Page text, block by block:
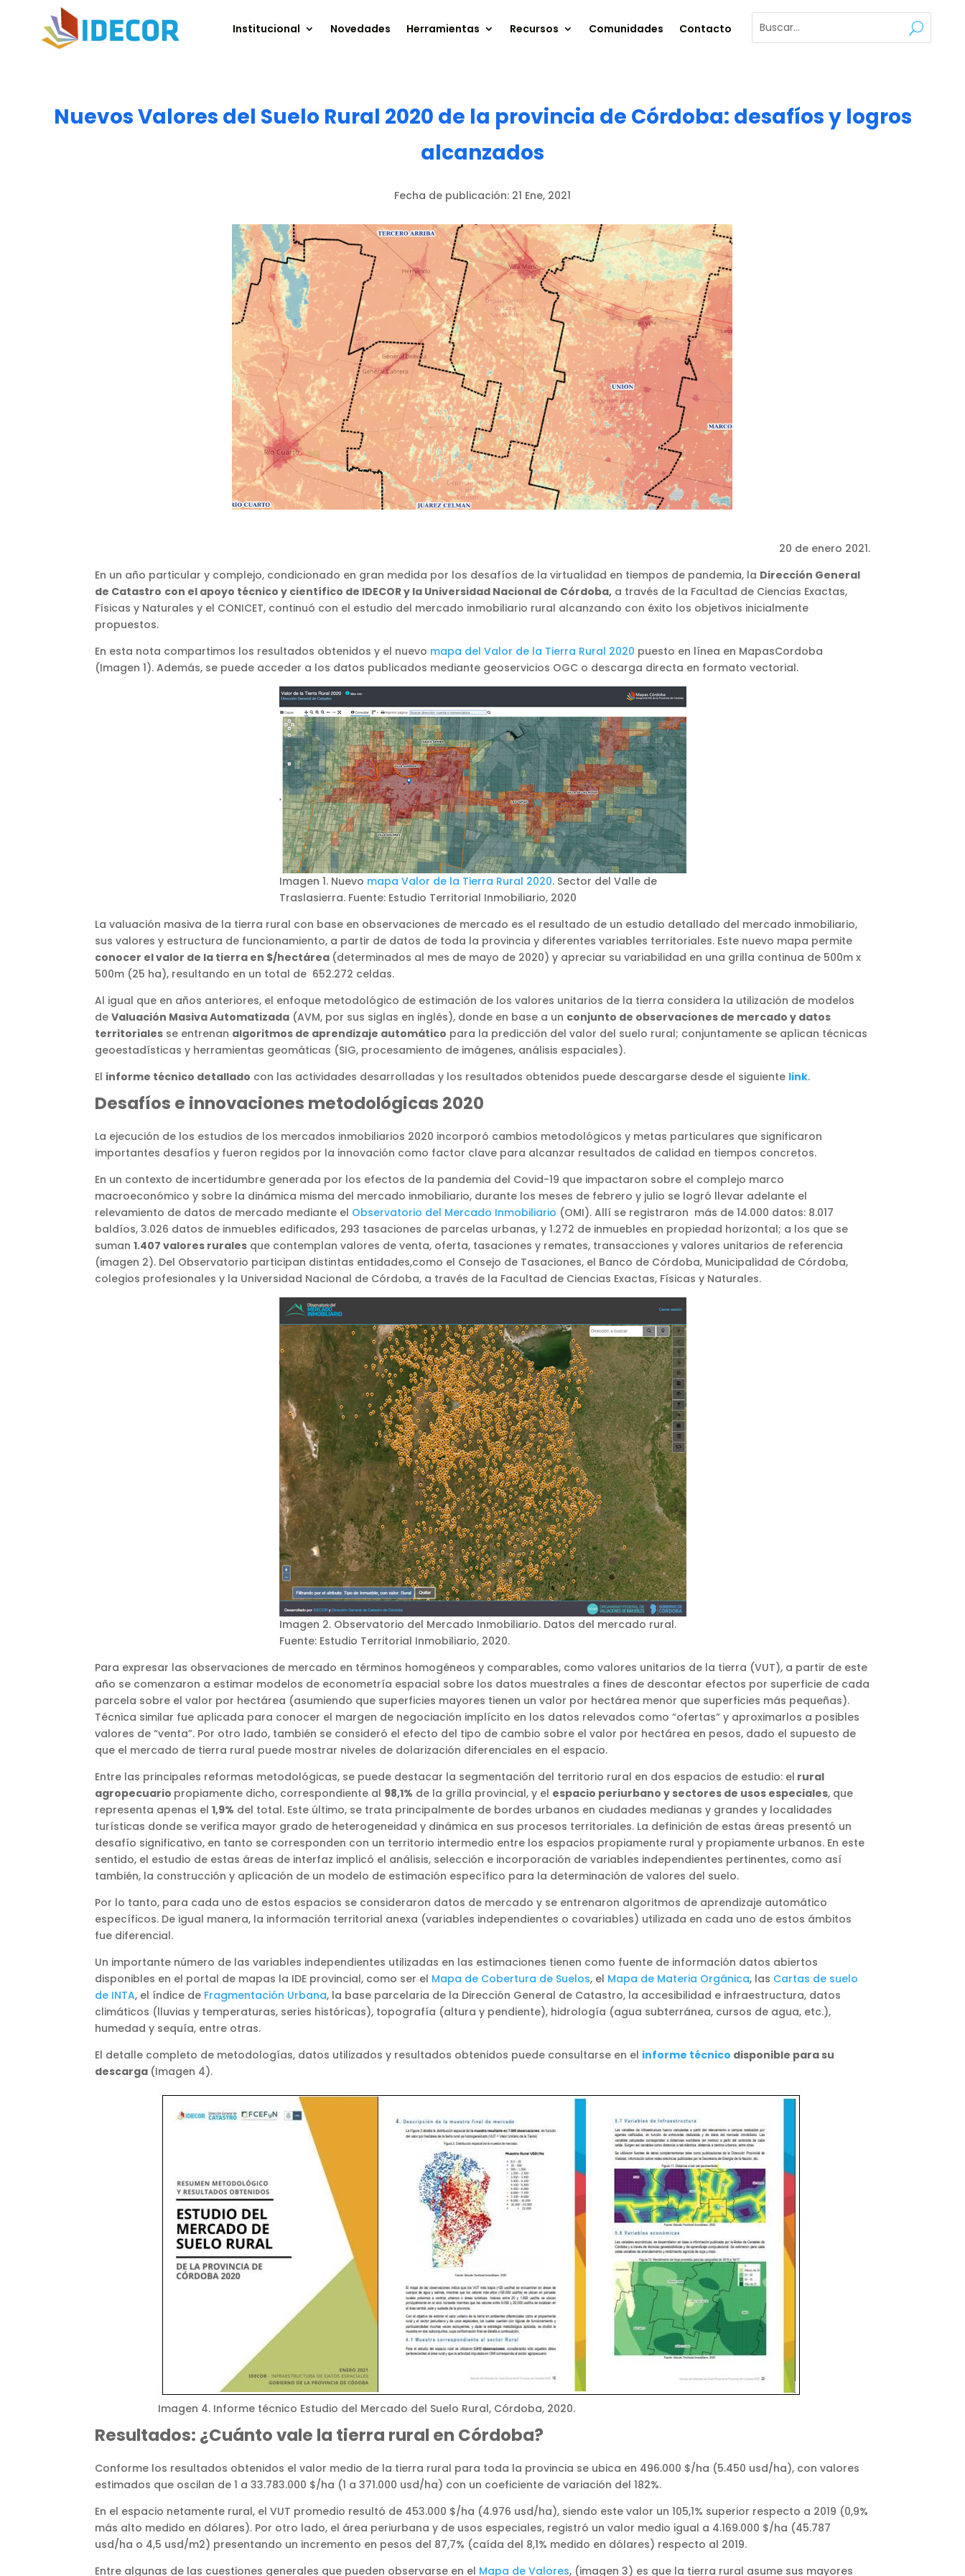
Institucional Novedades Herramientas Recursos Comunidades Contacto
Nuevos Valores del Suelo Rural 2020 de la provincia de Córdoba: desafíos y logros
alcanzados
Fecha de publicación: 21 Ene, 2021
20 de enero 2021.
En un año particular y complejo, condicionado en gran medida por los desafíos de la virtualidad en tiempos de pandemia, la Dirección General
de Catastro con el apoyo técnico y científico de IDECOR y la Universidad Nacional de Córdoba, a través de la Facultad de Ciencias Exactas,
Físicas y Naturales y el CONICET, continuó con el estudio del mercado inmobiliario rural alcanzando con éxito los objetivos inicialmente
propuestos.
En esta nota compartimos los resultados obtenidos y el nuevo mapa del Valor de la Tierra Rural 2020 puesto en línea en MapasCordoba
(Imagen 1). Además, se puede acceder a los datos publicados mediante geoservicios OGC o descarga directa en formato vectorial.
Imagen 1. Nuevo mapa Valor de la Tierra Rural 2020. Sector del Valle de
Traslasierra. Fuente: Estudio Territorial Inmobiliario, 2020
La valuación masiva de la tierra rural con base en observaciones de mercado es el resultado de un estudio detallado del mercado inmobiliario,
sus valores y estructura de funcionamiento, a partir de datos de toda la provincia y diferentes variables territoriales. Este nuevo mapa permite
conocer el valor de la tierra en $/hectárea (determinados al mes de mayo de 2020) y apreciar su variabilidad en una grilla continua de 500m x
500m (25 ha), resultando en un total de 652.272 celdas.
Al igual que en años anteriores, el enfoque metodológico de estimación de los valores unitarios de la tierra considera la utilización de modelos
de Valuación Masiva Automatizada (AVM, por sus siglas en inglés), donde en base a un conjunto de observaciones de mercado y datos
territoriales se entrenan algoritmos de aprendizaje automático para la predicción del valor del suelo rural; conjuntamente se aplican técnicas
geoestadísticas y herramientas geomáticas (SIG, procesamiento de imágenes, análisis espaciales).
El informe técnico detallado con las actividades desarrolladas y los resultados obtenidos puede descargarse desde el siguiente link.
Desafíos e innovaciones metodológicas 2020
La ejecución de los estudios de los mercados inmobiliarios 2020 incorporó cambios metodológicos y metas particulares que significaron
importantes desafíos y fueron regidos por la innovación como factor clave para alcanzar resultados de calidad en tiempos concretos.
En un contexto de incertidumbre generada por los efectos de la pandemia del Covid-19 que impactaron sobre el complejo marco
macroeconómico y sobre la dinámica misma del mercado inmobiliario, durante los meses de febrero y julio se logró llevar adelante el
relevamiento de datos de mercado mediante el Observatorio del Mercado Inmobiliario (OMI). Allí se registraron más de 14.000 datos: 8.017
baldíos, 3.026 datos de inmuebles edificados, 293 tasaciones de parcelas urbanas, y 1.272 de inmuebles en propiedad horizontal; a los que se
suman 1.407 valores rurales que contemplan valores de venta, oferta, tasaciones y remates, transacciones y valores unitarios de referencia
(imagen 2). Del Observatorio participan distintas entidades,como el Consejo de Tasaciones, el Banco de Córdoba, Municipalidad de Córdoba,
colegios profesionales y la Universidad Nacional de Córdoba, a través de la Facultad de Ciencias Exactas, Físicas y Naturales.
Imagen 2. Observatorio del Mercado Inmobiliario. Datos del mercado rural.
Fuente: Estudio Territorial Inmobiliario, 2020.
Para expresar las observaciones de mercado en términos homogéneos y comparables, como valores unitarios de la tierra (VUT), a partir de este
año se comenzaron a estimar modelos de econometría espacial sobre los datos muestrales a fines de descontar efectos por superficie de cada
parcela sobre el valor por hectárea (asumiendo que superficies mayores tienen un valor por hectárea menor que superficies más pequeñas).
Técnica similar fue aplicada para conocer el margen de negociación implícito en los datos relevados como “ofertas” y aproximarlos a posibles
valores de “venta”. Por otro lado, también se consideró el efecto del tipo de cambio sobre el valor por hectárea en pesos, dado el supuesto de
que el mercado de tierra rural puede mostrar niveles de dolarización diferenciales en el espacio.
Entre las principales reformas metodológicas, se puede destacar la segmentación del territorio rural en dos espacios de estudio: el rural
agropecuario propiamente dicho, correspondiente al 98,1% de la grilla provincial, y el espacio periurbano y sectores de usos especiales, que
representa apenas el 1,9% del total. Este último, se trata principalmente de bordes urbanos en ciudades medianas y grandes y localidades
turísticas donde se verifica mayor grado de heterogeneidad y dinámica en sus procesos territoriales. La definición de estas áreas presentó un
desafío significativo, en tanto se corresponden con un territorio intermedio entre los espacios propiamente rural y propiamente urbanos. En este
sentido, el estudio de estas áreas de interfaz implicó el análisis, selección e incorporación de variables independientes pertinentes, como así
también, la construcción y aplicación de un modelo de estimación específico para la determinación de valores del suelo.
Por lo tanto, para cada uno de estos espacios se consideraron datos de mercado y se entrenaron algoritmos de aprendizaje automático
específicos. De igual manera, la información territorial anexa (variables independientes o covariables) utilizada en cada uno de estos ámbitos
fue diferencial.
Un importante número de las variables independientes utilizadas en las estimaciones tienen como fuente de información datos abiertos
disponibles en el portal de mapas la IDE provincial, como ser el Mapa de Cobertura de Suelos, el Mapa de Materia Orgánica, las Cartas de suelo
de INTA, el índice de Fragmentación Urbana, la base parcelaria de la Dirección General de Catastro, la accesibilidad e infraestructura, datos
climáticos (lluvias y temperaturas, series históricas), topografía (altura y pendiente), hidrología (agua subterránea, cursos de agua, etc.),
humedad y sequía, entre otras.
El detalle completo de metodologías, datos utilizados y resultados obtenidos puede consultarse en el informe técnico disponible para su
descarga (Imagen 4).
Imagen 4. Informe técnico Estudio del Mercado del Suelo Rural, Córdoba, 2020.
Resultados: ¿Cuánto vale la tierra rural en Córdoba?
Conforme los resultados obtenidos el valor medio de la tierra rural para toda la provincia se ubica en 496.000 $/ha (5.450 usd/ha), con valores
estimados que oscilan de 1 a 33.783.000 $/ha (1 a 371.000 usd/ha) con un coeficiente de variación del 182%.
En el espacio netamente rural, el VUT promedio resultó de 453.000 $/ha (4.976 usd/ha), siendo este valor un 105,1% superior respecto a 2019 (0,9%
más alto medido en dólares). Por otro lado, el área periurbana y de usos especiales, registró un valor medio igual a 4.169.000 $/ha (45.787
usd/ha o 4,5 usd/m2) presentando un incremento en pesos del 87,7% (caída del 8,1% medido en dólares) respecto al 2019.
Entre algunas de las cuestiones generales que pueden observarse en el Mapa de Valores, (imagen 3) es que la tierra rural asume sus mayores